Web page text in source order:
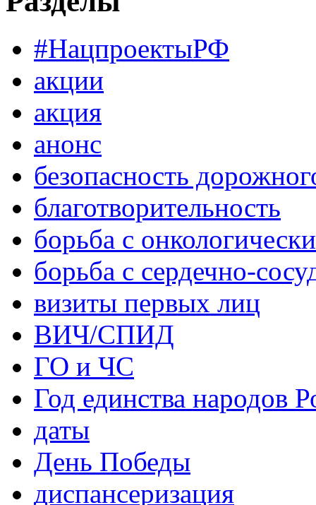
#НацпроектыРФ
акции
акция
анонс
безопасность
благотворительность
борьба с
борьба с сердечно-
визиты первых лиц
ВИЧ/СПИД
ГО и ЧС
Год единства народов
даты
День Победы
диспансеризация